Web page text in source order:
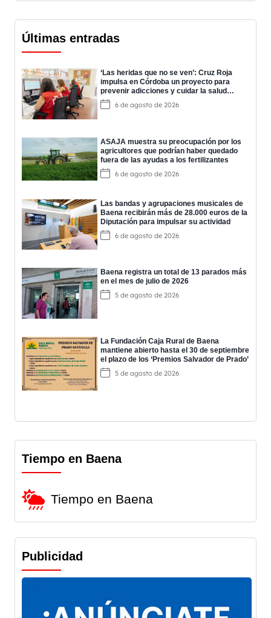
Últimas entradas
‘Las heridas que no se ven’: Cruz Roja
impulsa en Córdoba un proyecto para
prevenir adicciones y cuidar la salud
mental
6 de agosto de 2026
ASAJA muestra su preocupación por los
agricultores que podrían haber quedado
fuera de las ayudas a los fertilizantes
6 de agosto de 2026
Las bandas y agrupaciones musicales de
Baena recibirán más de 28.000 euros de la
Diputación para impulsar su actividad
6 de agosto de 2026
Baena registra un total de 13 parados más
en el mes de julio de 2026
5 de agosto de 2026
La Fundación Caja Rural de Baena
mantiene abierto hasta el 30 de septiembre
el plazo de los ‘Premios Salvador de Prado’
5 de agosto de 2026
Tiempo en Baena
Tiempo en Baena
Publicidad